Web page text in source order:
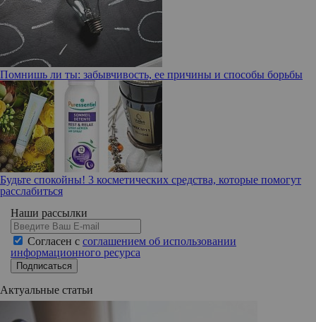
Помнишь ли ты: забывчивость, ее причины и способы борьбы
Будьте спокойны! 3 косметических средства, которые помогут
расслабиться
Наши рассылки
Согласен с соглашением об использовании
информационного ресурса
Подписаться
Актуальные статьи